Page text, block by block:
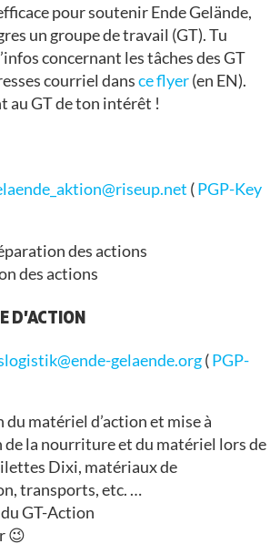
pour soutenir Ende Gelände,
un groupe de travail (GT). Tu
concernant les tâches des GT
courriel dansce flyer(en EN).
au GT de ton intérêt !
(PGP-Key
des actions
des actions
D’ACTION
gelaende.org(PGP-
matériel d’action et mise à
la nourriture et du matériel lors de
Dixi, matériaux de
transports, etc. …
GT-Action
😉